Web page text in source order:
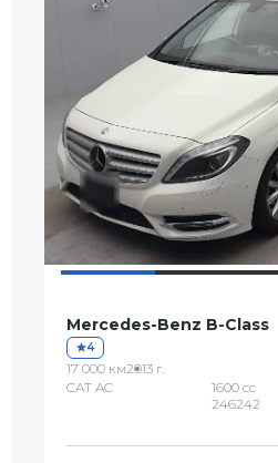
Mercedes-Benz B-Class
4
17 000 км2013 г.
CAT AC
1600 сс
246242